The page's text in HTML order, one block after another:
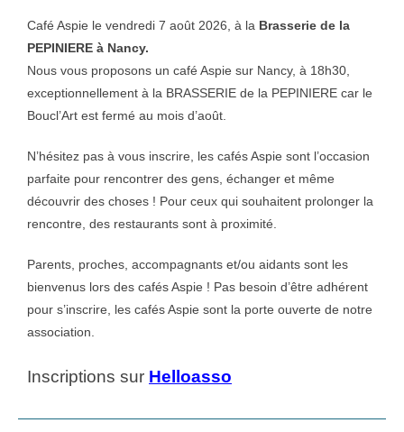
Café Aspie le vendredi 7 août 2026, à la Brasserie de la
PEPINIERE à Nancy.
Nous vous proposons un café Aspie sur Nancy, à 18h30,
exceptionnellement à la BRASSERIE de la PEPINIERE car le
Boucl’Art est fermé au mois d’août.
N’hésitez pas à vous inscrire, les cafés Aspie sont l’occasion
parfaite pour rencontrer des gens, échanger et même
découvrir des choses ! Pour ceux qui souhaitent prolonger la
rencontre, des restaurants sont à proximité.
Parents, proches, accompagnants et/ou aidants sont les
bienvenus lors des cafés Aspie ! Pas besoin d’être adhérent
pour s’inscrire, les cafés Aspie sont la porte ouverte de notre
association.
Inscriptions sur Helloasso